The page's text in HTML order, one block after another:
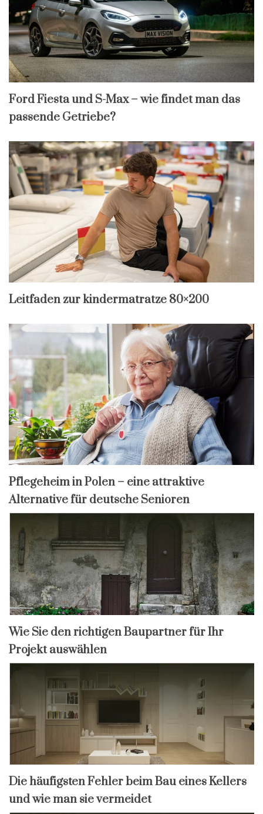
Ford Fiesta und S-Max – wie findet man das
passende Getriebe?
Leitfaden zur kindermatratze 80×200
Pflegeheim in Polen – eine attraktive
Alternative für deutsche Senioren
Wie Sie den richtigen Baupartner für Ihr
Projekt auswählen
Die häufigsten Fehler beim Bau eines Kellers
und wie man sie vermeidet